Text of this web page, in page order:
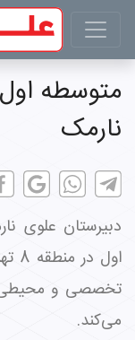
نارمک
دبیرستان علوی
تخصصی و محیطی
می‌کند.